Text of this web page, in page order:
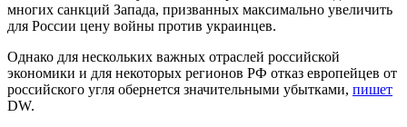
многих санкций Запада, призванных максимально увеличить
для России цену войны против украинцев.
Однако для нескольких важных отраслей российской
экономики и для некоторых регионов РФ отказ европейцев от
российского угля обернется значительными убытками, пишет
DW.